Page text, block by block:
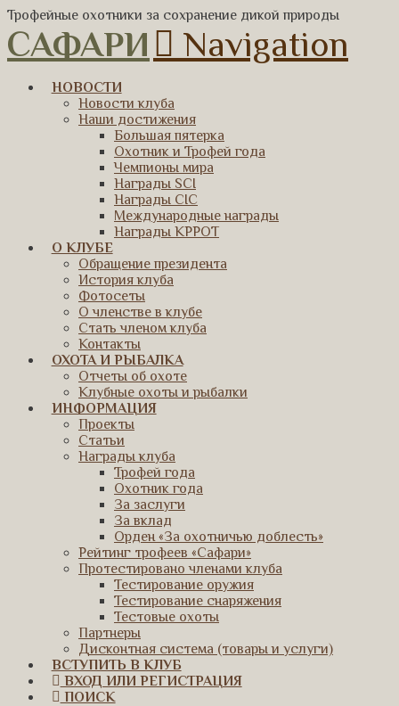
Трофейные охотники за сохранение дикой природы
САФАРИ Navigation
НОВОСТИ
Новости клуба
Наши достижения
Большая пятерка
Охотник и Трофей года
Чемпионы мира
Награды SCI
Награды CIC
Международные награды
Награды КРРОТ
О КЛУБЕ
Обращение президента
История клуба
Фотосеты
О членстве в клубе
Стать членом клуба
Контакты
ОХОТА И РЫБАЛКА
Отчеты об охоте
Клубные охоты и рыбалки
ИНФОРМАЦИЯ
Проекты
Статьи
Награды клуба
Трофей года
Охотник года
За заслуги
За вклад
Орден «За охотничью доблесть»
Рейтинг трофеев «Сафари»
Протестировано членами клуба
Тестирование оружия
Тестирование снаряжения
Тестовые охоты
Партнеры
Дисконтная система (товары и услуги)
ВСТУПИТЬ В КЛУБ
ВХОД ИЛИ РЕГИСТРАЦИЯ
ПОИСК